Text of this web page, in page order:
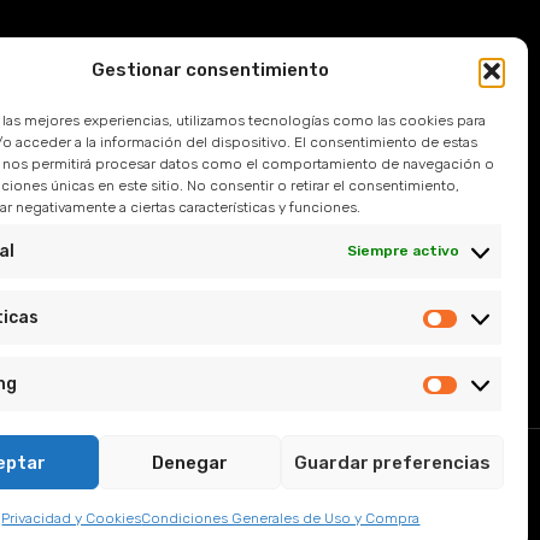
Gestionar consentimiento
las mejores experiencias, utilizamos tecnologías como las cookies para
o acceder a la información del dispositivo. El consentimiento de estas
permitirá procesar datos como el comportamiento de navegación o
únicas en este sitio. No consentir o retirar el consentimiento,
negativamente a ciertas características y funciones.
Siempre activo
Denegar Guardar preferencias
Privacidad y CookiesCondiciones Generales de Uso y Compra
Frecuentes